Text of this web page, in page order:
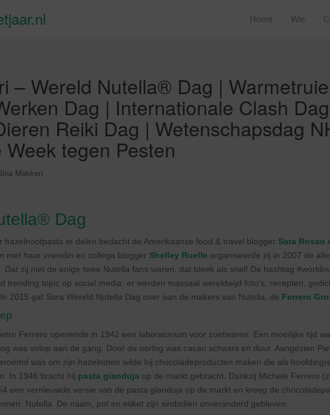
Home Wie
– Wereld Nutella® Dag |
Dag | Internationale Clash
Reiki Dag | Wetenschapsdag
Week tegen Pesten
Makken
Dag
hazelnootpasta te delen bedacht de Amerikaanse food & travel blogger Sara Rosso
met haar vriendin en collega blogger Shelley Ruelle organiseerde zij in 2007 de
. Dat zij niet de enige twee Nutella fans waren, dat bleek als snel! De hashtag
trending topic op social media; er werden massaal wereldwijd foto’s, recepten,
2015 gaf Sara Wereld Nutella Dag over aan de makers van Nutella, de Ferrero
Ferrero openende in 1942 een laboratorium voor zoetwaren. Een moeilijke tijd
was volop aan de gang. Door de oorlog was cacao schaars en duur. Aangezien
was om zijn hazelnoten wilde hij chocoladeproducten maken die als
In 1946 bracht hij pasta gianduja op de markt gebracht. Dankzij Michele Ferrero
een vernieuwde versie van de pasta gianduja op de markt en kreeg de
Nutella. De naam, pot en etiket zijn sindsdien onveranderd gebleven.